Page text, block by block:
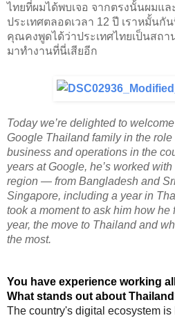
ไทยที่ผมได้พบเจอ จากตรงนั้นผมแล
ประเทศตลอดเวลา 12 ปี เราหมั้นกั
คุณคงพูดได้ว่าประเทศไทยเป็นสถ
มาทำงานที่นี่เสียอีก
Today we’re delighted to
Google Thailand family in the
business and operations in the
years at Google, he’s worked
region — from Bangladesh and
Singapore, including a year in
took a moment to ask him how he
year, the move to Thailand and
the most.
You have experience working
What stands out about
The country's digital ecosystem is